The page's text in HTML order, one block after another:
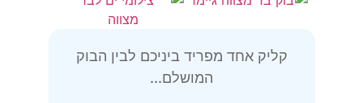
קליק אחד מפריד ביניכם לבין הבוק
המושלם...